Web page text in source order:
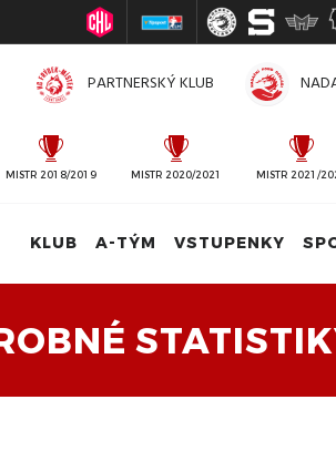
PARTNERSKÝ KLUB
MISTR 2018/2019 MISTR 2020/2021 MISTR 2021/
KLUB A-TÝM VSTUPENKY